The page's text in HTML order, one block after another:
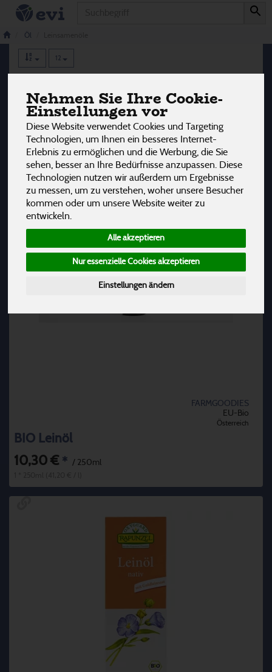
Nehmen Sie Ihre Cookie-
Einstellungen vor
Diese Website verwendet Cookies und Targeting
Technologien, um Ihnen ein besseres Internet-
Erlebnis zu ermöglichen und die Werbung, die Sie
sehen, besser an Ihre Bedürfnisse anzupassen. Diese
Technologien nutzen wir außerdem um Ergebnisse
zu messen, um zu verstehen, woher unsere Besucher
kommen oder um unsere Website weiter zu
entwickeln.
Alle akzeptieren
Nur essenzielle Cookies akzeptieren
Einstellungen ändern
Öl
Leinsamenöle
12
FARMGOODIES
EU-Bio
Österreich
BIO Leinöl
10,30 € * / 250ml